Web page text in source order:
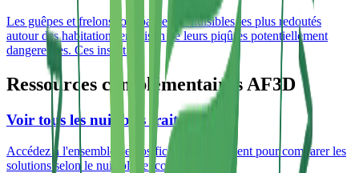
Les guêpes et frelons font partie des nuisibles les plus redoutés
autour des habitations en raison de leurs piqûres potentiellement
dangereuses. Ces insect…
Ressources complémentaires AF3D
Voir tous les nuisibles traités
Accédez à l'ensemble de nos fiches de traitement pour comparer les
solutions selon le nuisible rencontré.